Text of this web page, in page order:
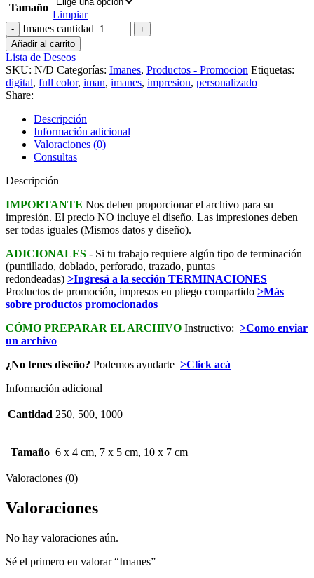
Tamaño
Limpiar
Imanes cantidad
Añadir al carrito
Lista de Deseos
SKU: N/D Categorías: Imanes, Productos - Promocion Etiquetas:
digital, full color, iman, imanes, impresion, personalizado
Share:
Descripción
Información adicional
Valoraciones (0)
Consultas
Descripción
IMPORTANTE Nos deben proporcionar el archivo para su
impresión. El precio NO incluye el diseño. Las impresiones deben
ser todas iguales (Mismos datos y diseño).
ADICIONALES - Si tu trabajo requiere algún tipo de terminación
(puntillado, doblado, perforado, trazado, puntas
redondeadas) >Ingresá a la sección TERMINACIONES
Productos de promoción, impresos en pliego compartido >Más
sobre productos promocionados
CÓMO PREPARAR EL ARCHIVO Instructivo: >Como enviar
un archivo
¿No tenes diseño? Podemos ayudarte >Click acá
Información adicional
Cantidad 250, 500, 1000
Tamaño 6 x 4 cm, 7 x 5 cm, 10 x 7 cm
Valoraciones (0)
Valoraciones
No hay valoraciones aún.
Sé el primero en valorar “Imanes”